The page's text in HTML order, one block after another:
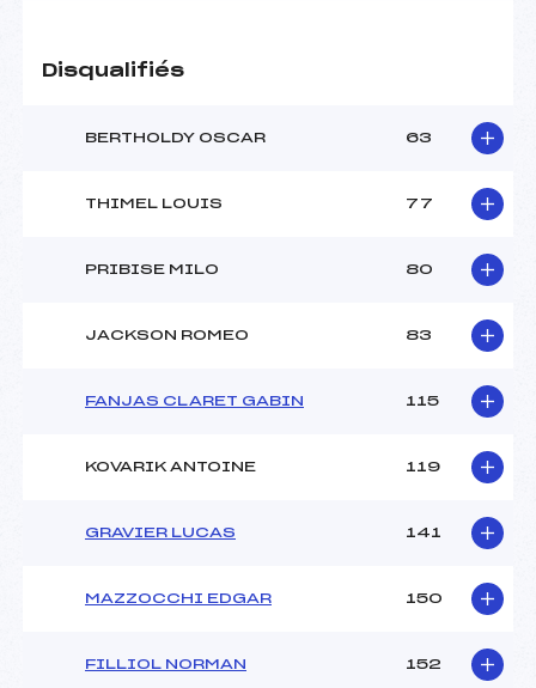
Disqualifiés
BERTHOLDY OSCAR 63
THIMEL LOUIS 77
PRIBISE MILO 80
JACKSON ROMEO 83
FANJAS CLARET GABIN 115
KOVARIK ANTOINE 119
GRAVIER LUCAS 141
MAZZOCCHI EDGAR 150
FILLIOL NORMAN 152